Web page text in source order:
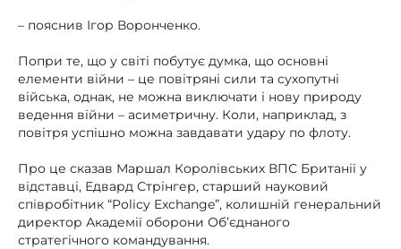
– пояснив Ігор Воронченко.
Попри те, що у світі побутує думка, що основні
елементи війни – це повітряні сили та сухопутні
війська, однак, не можна виключати і нову природу
ведення війни – асиметричну. Коли, наприклад, з
повітря успішно можна завдавати удару по флоту.
Про це сказав Маршал Королівських ВПС Британії у
відставці, Едвард Стрінгер, старший науковий
співробітник “Policy Exchange”, колишній генеральний
директор Академії оборони Об’єднаного
стратегічного командування.